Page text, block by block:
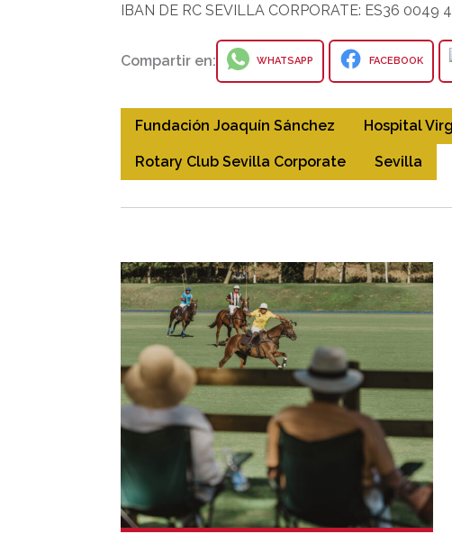
IBAN DE RC SEVILLA CORPORATE: ES36 0049
Compartir en: WHATSAPP FACEBOOK
Fundación Joaquín Sánchez Hospital
Rotary Club Sevilla Corporate Sevilla